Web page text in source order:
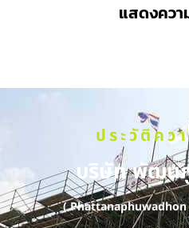
แสดงควา
ประวัติคว
บริษัท พัฒน
(